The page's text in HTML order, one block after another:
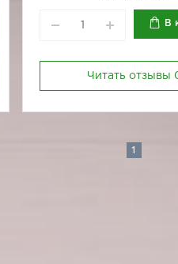
В
Читать отзывы
1